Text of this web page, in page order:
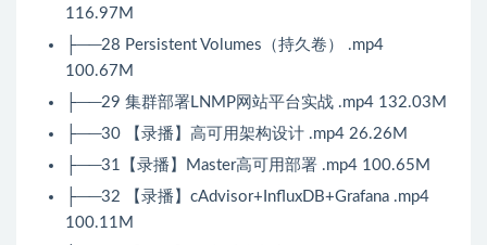
116.97M
├──28 Persistent Volumes（持久卷） .mp4
100.67M
├──29 集群部署LNMP网站平台实战 .mp4 132.03M
├──30 【录播】高可用架构设计 .mp4 26.26M
├──31【录播】Master高可用部署 .mp4 100.65M
├──32 【录播】cAdvisor+InfluxDB+Grafana .mp4
100.11M